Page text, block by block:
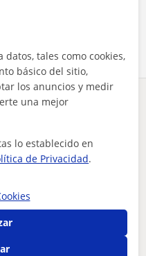
Cuéntanos
Cáceres
Plasencia
particulares de ...
interesarte
tales como cookies,
básico del sitio,
los anuncios y medir
una mejor
lo establecido en
de Privacidad.